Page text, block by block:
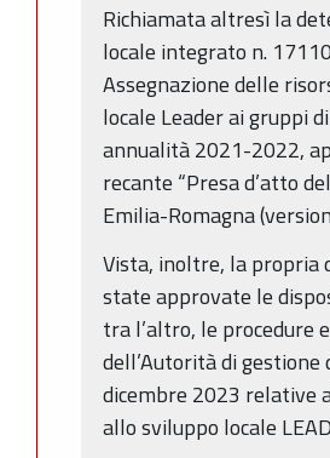
Richiamata altresì la
locale integrato n.
Assegnazione delle
locale Leader ai gruppi
annualità 2021-2022,
recante “Presa d’atto
Emilia-Romagna
Vista, inoltre, la propria
state approvate le
tra l’altro, le procedure
dell’Autorità di
dicembre 2023 relative
allo sviluppo locale